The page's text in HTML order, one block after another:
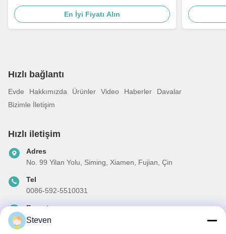
Step Down 4160v 480v
En İyi Fiyatı Alın
Hızlı bağlantı
Evde Hakkımızda Ürünler Video Haberler
Davalar
Bizimle İletişim
Hızlı iletişim
Adres
No. 99 Yilan Yolu, Siming, Xiamen, Fujian, Çin
Tel
0086-592-5510031
E-posta
steven@winley-electric.com
Steven